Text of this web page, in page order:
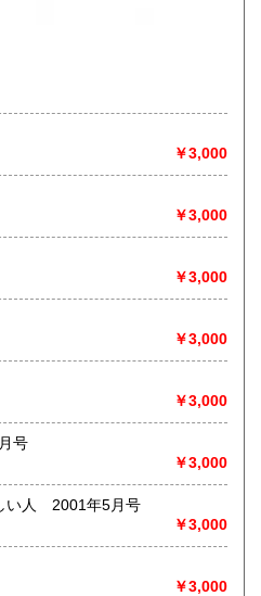
学・東洋医学・ビジネス書・
学・サブカルチャー・70年
漫画・雑誌・アダルト・マニ
ク・クラシック・映画・アニ
・ビジネス・アダルト・車・バ
ちゃ、グッズ、パンフレット
高価買取
資料・書道具・茶道具・戦前
浮世絵・軸・拓本・印譜・エロ
少価値の高いものも多数ござ
れる前に是非 ｢古本倶楽部｣ま
￥3,000
￥3,000
￥3,000
￥3,000
￥3,000
号
￥3,000
い人 2001年5月号
￥3,000
￥3,000